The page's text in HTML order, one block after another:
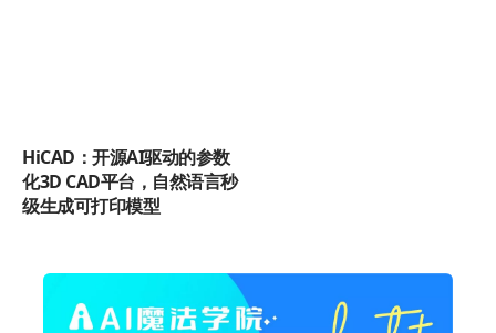
HiCAD：开源AI驱动的参数
化3D CAD平台，自然语言秒
级生成可打印模型